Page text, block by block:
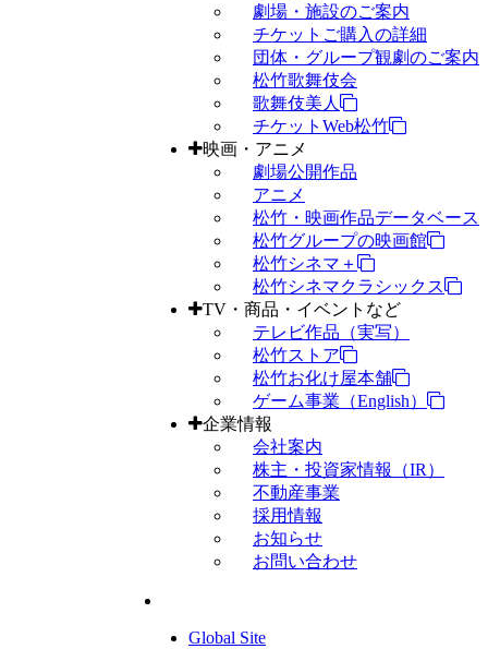
劇場・施設のご案内
チケットご購入の詳細
団体・グループ観劇のご案内
松竹歌舞伎会
歌舞伎美人
チケットWeb松竹
映画・アニメ
劇場公開作品
アニメ
松竹・映画作品データベース
松竹グループの映画館
松竹シネマ＋
松竹シネマクラシックス
TV・商品・イベントなど
テレビ作品（実写）
松竹ストア
松竹お化け屋本舗
ゲーム事業（English）
企業情報
会社案内
株主・投資家情報（IR）
不動産事業
採用情報
お知らせ
お問い合わせ
Global Site